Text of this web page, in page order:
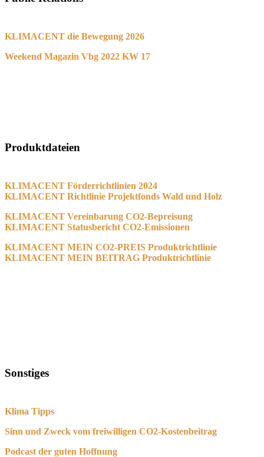
KLIMACENT die Bewegung 2026
Weekend Magazin Vbg 2022 KW 17
Produktdateien
KLIMACENT Förderrichtlinien 2024
KLIMACENT Richtlinie Projektfonds Wald und Holz
KLIMACENT Vereinbarung CO2-Bepreisung
KLIMACENT Statusbericht CO2-Emissionen
KLIMACENT MEIN CO2-PREIS Produktrichtlinie
KLIMACENT MEIN BEITRAG Produktrichtlinie
Sonstiges
Klima Tipps
Sinn und Zweck vom freiwilligen CO2-Kostenbeitrag
Podcast der guten Hoffnung